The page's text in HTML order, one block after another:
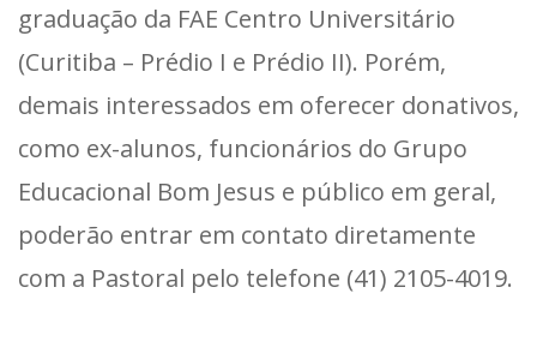
graduação da FAE Centro Universitário
(Curitiba – Prédio I e Prédio II). Porém,
demais interessados em oferecer donativos,
como ex-alunos, funcionários do Grupo
Educacional Bom Jesus e público em geral,
poderão entrar em contato diretamente
com a Pastoral pelo telefone (41) 2105-4019.